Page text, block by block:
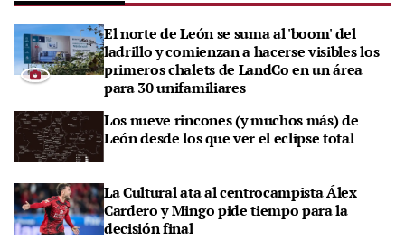
El norte de León se suma al 'boom' del
ladrillo y comienzan a hacerse visibles los
primeros chalets de LandCo en un área
para 30 unifamiliares
Los nueve rincones (y muchos más) de
León desde los que ver el eclipse total
La Cultural ata al centrocampista Álex
Cardero y Mingo pide tiempo para la
decisión final